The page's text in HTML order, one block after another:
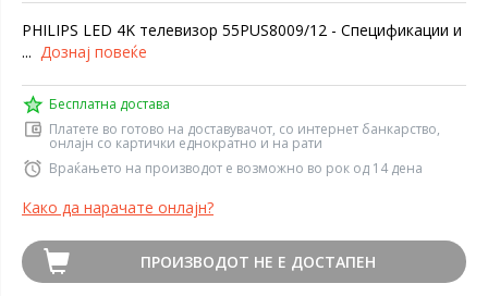
PHILIPS LED 4K телевизор 55PUS8009/12 - Спецификации и
... Дознај повеќе
Бесплатна достава
Платете во готово на доставувачот, со интернет банкарство,
онлајн со картички еднократно и на рати
Враќањето на производот е возможно во рок од 14 дена
Како да нарачате онлајн?
ПРОИЗВОДОТ НЕ Е ДОСТАПЕН